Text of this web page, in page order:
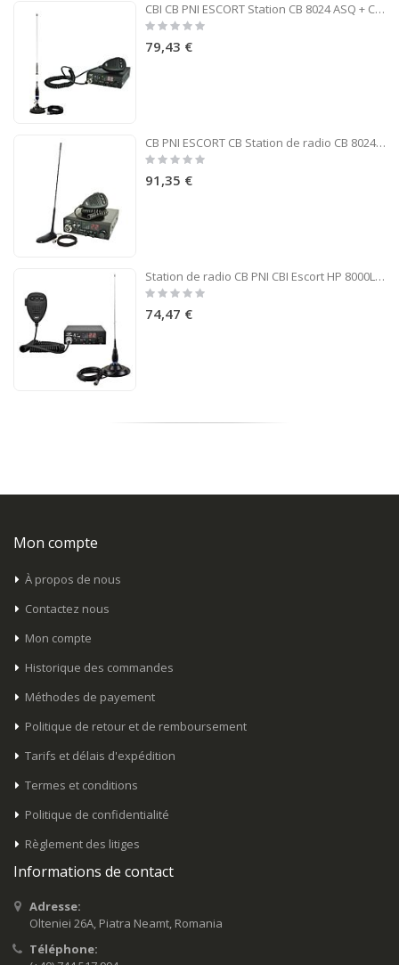
CBI CB PNI ESCORT Station CB 8024 ASQ + CB PNI S75 antenne avec aimant
Rating:
79,43 €
CB PNI ESCORT CB Station de radio CB 8024 ASQ 12 / 24V + CB PNI Extra 45 antenne
Rating:
0%
91,35 €
Station de radio CB PNI CBI Escort HP 8000L ASQ + CB PNI ML145 Antenne avec aimant 145 / PL
Rating:
0%
74,47 €
Mon compte
À propos de nous
Contactez nous
Mon compte
Historique des commandes
Méthodes de payement
Politique de retour et de remboursement
Tarifs et délais d'expédition
Termes et conditions
Politique de confidentialité
Règlement des litiges
Informations de contact
Adresse:
Olteniei 26A, Piatra Neamt, Romania
Téléphone: